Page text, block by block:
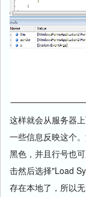
这样就会从服务器
一些信息反映这个
黑色，并且行号也
击然后选择"Load
存在本地了，所以